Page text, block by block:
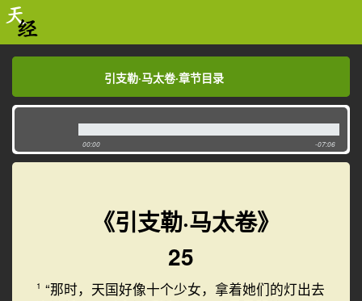
引支勒·马太卷·章节目录
引支勒·马太卷·章节目录
00:00 -07:06
《引支勒·马太卷》
25
1 “那时，天国好像十个少女，拿着她们的灯出去